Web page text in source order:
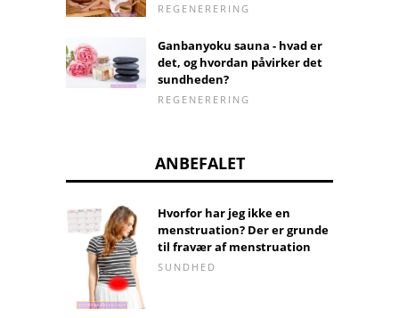
REGENERERING
Ganbanyoku sauna - hvad er
det, og hvordan påvirker det
sundheden?
REGENERERING
ANBEFALET
Hvorfor har jeg ikke en
menstruation? Der er grunde
til fravær af menstruation
SUNDHED